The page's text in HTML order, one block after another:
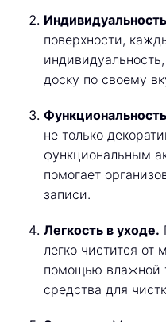
поверхности,
доску по своему
не только
функциональным
помогает
записи.
Легкость в уходе.
легко чистится от
помощью влажной
средства для